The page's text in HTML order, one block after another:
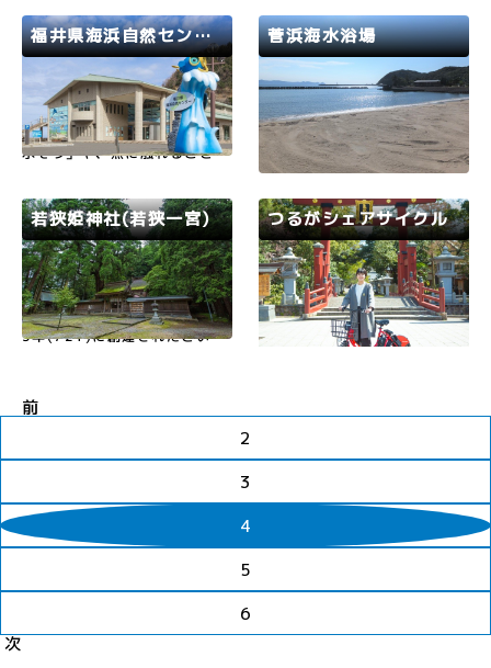
(火)から8月22日(土)まで開設
します。台風などの気象状況に
より閉鎖することもありますの
でご了承ください。早瀬海水…
す。
福井県海浜自然センター
若狭の海にすむ魚に直接エサを
与えることができる「ふしぎな
水そう」や、魚に触れることが
ものや環境について学ぶことが
できるコーナーなど、一日いて
も飽きない体験型スポット。屋
外では、初夏から秋にかけ…
若狭路 若狭町
菅浜海水浴場
開設期間は7月1日 ～ 8月3
1日遊泳期間は8時～16時イル
カがいても近づかないでくださ
い。海辺の美しさに加え、笑顔
力です。台風などの気象状況に
より閉鎖することもありますの
でご了承ください。閉鎖等の情
報については「美浜海水浴場
一…
若狭姫神社(若狭一宮)
若狭姫神社は神社の記録による
と、奈良時代初期にあたる養老
5年(721)に創建されたといわ
を「若狭彦神社」、下社を「若
狭姫神社」と呼んでいます。
年(714年)に今の遠敷郡下根
若狭路 小浜市
つるがシェアサイクル
乗りたい時に借りて、行きたい
場所で返すことができる自転車
のシェア(共有)サービスです。
車、バス、車に次ぐ新しい交通
車でラクラクと漕ぎ出して…
若狭路 敦賀市
前
2
3
4
5
6
次